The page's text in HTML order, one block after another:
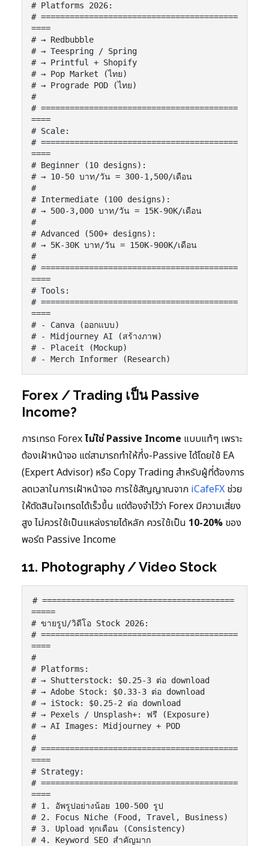
# Platforms 2026:
# =========================================
====
# → Redbubble
# → Teespring / Spring
# → Printful + Shopify
# → Pop Market (ไทย)
# → Prograde POD (ไทย)
#
# =========================================
====
# Scale:
# =========================================
====
# Beginner (10 designs):
# → 10-50 บาท/วัน = 300-1,500/เดือน
#
# Intermediate (100 designs):
# → 500-3,000 บาท/วัน = 15K-90K/เดือน
#
# Advanced (500+ designs):
# → 5K-30K บาท/วัน = 150K-900K/เดือน
#
# =========================================
====
# Tools:
# =========================================
====
# - Canva (ออกแบบ)
# - Midjourney AI (สร้างภาพ)
# - Placeit (Mockup)
# - Merch Informer (Research)
Forex / Trading เป็น Passive
Income?
การเทรด Forexไม่ใช่ Passive Income แบบแท้ๆ เพราะ
ต้องเฝ้าหน้าจอ แต่สามารถทำให้กึ่ง-Passive ได้โดยใช้ EA
(Expert Advisor) หรือ Copy Trading สำหรับผู้ที่ต้องการ
ลดเวลาในการเฝ้าหน้าจอ การใช้สัญญาณจาก iCafeFX ช่วย
ให้ตัดสินใจเทรดได้เร็วขึ้น แต่ต้องจำไว้ว่า Forex มีความเสี่ยง
สูง ไม่ควรใช้เป็นแหล่งรายได้หลัก ควรใช้เป็น 10-20% ของ
พอร์ต Passive Income
11. Photography / Video Stock
# ========================================
=====
# ขายรูป/วิดีโอ Stock 2026:
# =========================================
====
#
# Platforms:
# → Shutterstock: $0.25-3 ต่อ download
# → Adobe Stock: $0.33-3 ต่อ download
# → iStock: $0.25-2 ต่อ download
# → Pexels / Unsplash+: ฟรี (Exposure)
# → AI Images: Midjourney + POD
#
# =========================================
====
# Strategy:
# =========================================
====
# 1. อัพรูปอย่างน้อย 100-500 รูป
# 2. Focus Niche (Food, Travel, Business)
# 3. Upload ทุกเดือน (Consistency)
# 4. Keyword SEO สำคัญมาก